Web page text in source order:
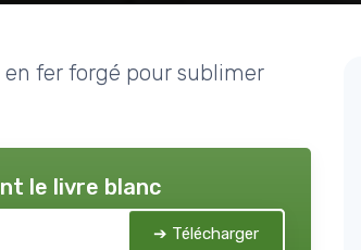
fer forgé pour sublimer
le livre blanc
➔ Télécharger